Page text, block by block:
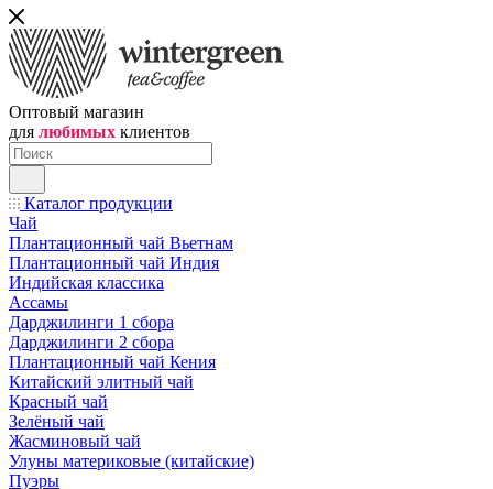
Оптовый магазин
для любимых клиентов
Каталог продукции
Чай
Плантационный чай Вьетнам
Плантационный чай Индия
Индийская классика
Ассамы
Дарджилинги 1 сбора
Дарджилинги 2 сбора
Плантационный чай Кения
Китайский элитный чай
Красный чай
Зелёный чай
Жасминовый чай
Улуны материковые (китайские)
Пуэры